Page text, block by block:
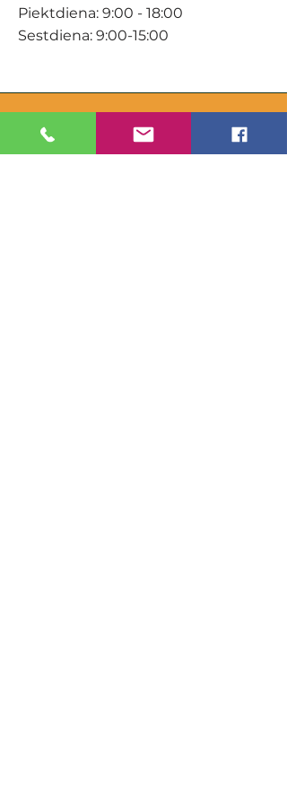
Piektdiena: 9:00 - 18:00
Sestdiena: 9:00-15:00
KONTAKTI